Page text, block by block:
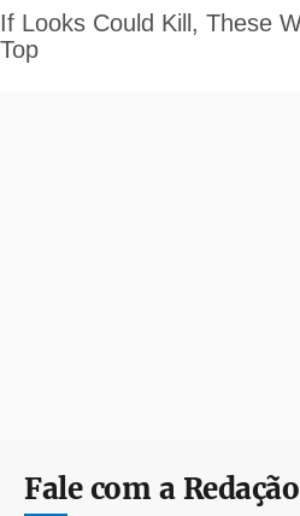
Fale com a Redação